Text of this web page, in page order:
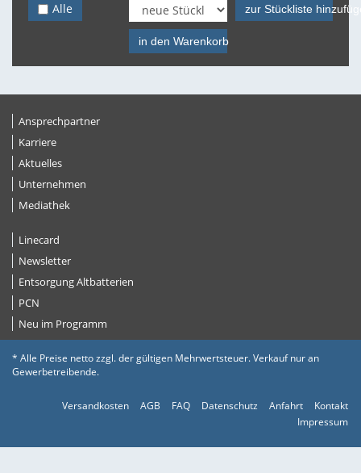
Alle zur Stückliste
in den Warenkorb
Ansprechpartner
Karriere
Aktuelles
Unternehmen
Mediathek
Linecard
Newsletter
Entsorgung Altbatterien
PCN
Neu im Programm
* Alle Preise netto zzgl. der gültigen Mehrwertsteuer. Verkauf nur an
Gewerbetreibende.
Versandkosten AGB FAQ Datenschutz Anfahrt
Kontakt
Impressum